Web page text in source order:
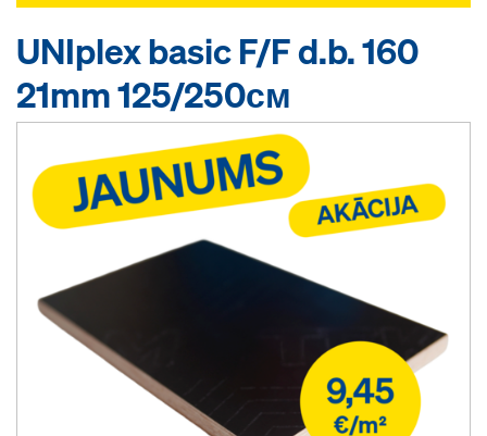
UNIplex basic F/F d.b. 160
21mm 125/250см